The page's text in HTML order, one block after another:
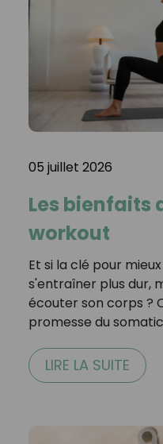
05 juillet 2026
Les bienfaits
workout
Et si la clé pour
s'entraîner plus dur,
écouter son corps ?
promesse du
LIRE LA SUITE